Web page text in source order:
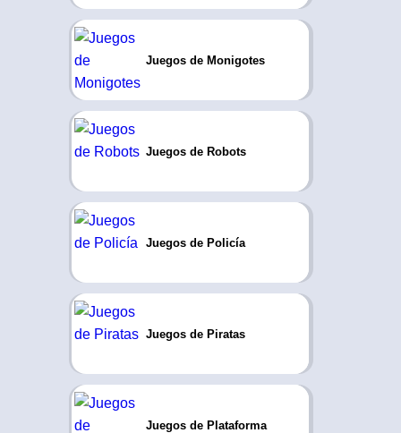
Juegos de Monigotes
Juegos de Robots
Juegos de Policía
Juegos de Piratas
Juegos de Plataforma